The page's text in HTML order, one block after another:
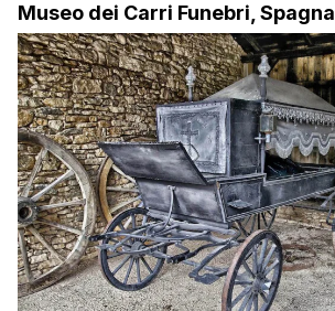
Museo dei Carri Funebri, Spagna